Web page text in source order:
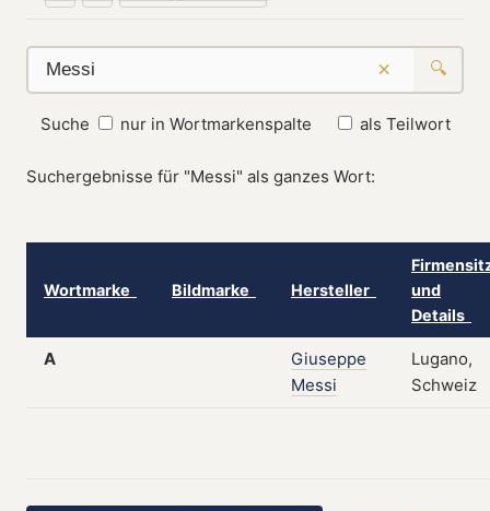
× 🔍
Suche nur in Wortmarkenspalte als Teilwort
Suchergebnisse für "Messi" als ganzes Wort:
Wortmarke Bildmarke Hersteller
und
Details
A
Giuseppe
Messi
Lugano,
Schweiz